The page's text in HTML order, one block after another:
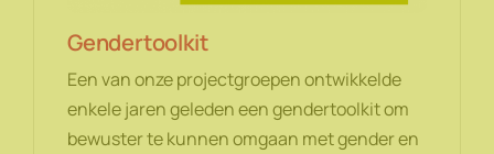
Gendertoolkit
Een van onze projectgroepen ontwikkelde
enkele jaren geleden een gendertoolkit om
bewuster te kunnen omgaan met gender en